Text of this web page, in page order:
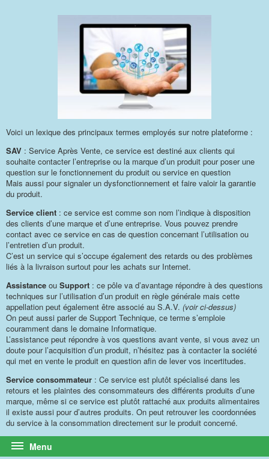
Voici un lexique des principaux termes employés sur notre plateforme :
SAV : Service Après Vente, ce service est destiné aux clients qui
souhaite contacter l’entreprise ou la marque d’un produit pour poser une
question sur le fonctionnement du produit ou service en question
Mais aussi pour signaler un dysfonctionnement et faire valoir la garantie
du produit.
Service client : ce service est comme son nom l’indique à disposition
des clients d’une marque et d’une entreprise. Vous pouvez prendre
contact avec ce service en cas de question concernant l’utilisation ou
l’entretien d’un produit.
C’est un service qui s’occupe également des retards ou des problèmes
liés à la livraison surtout pour les achats sur Internet.
Assistance ou Support : ce pôle va d’avantage répondre à des questions
techniques sur l’utilisation d’un produit en règle générale mais cette
appellation peut également être associé au S.A.V. (voir ci-dessus)
On peut aussi parler de Support Technique, ce terme s’emploie
couramment dans le domaine Informatique.
L’assistance peut répondre à vos questions avant vente, si vous avez un
doute pour l’acquisition d’un produit, n’hésitez pas à contacter la société
qui met en vente le produit en question afin de lever vos incertitudes.
Service consommateur : Ce service est plutôt spécialisé dans les
retours et les plaintes des consommateurs des différents produits d’une
marque, même si ce service est plutôt rattaché aux produits alimentaires
il existe aussi pour d’autres produits. On peut retrouver les coordonnées
du service à la consommation directement sur le produit concerné.
Menu